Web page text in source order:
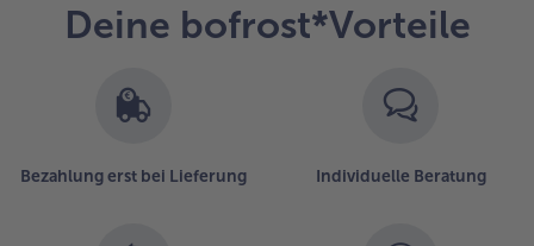
Deine bofrost*Vorteile
Bezahlung erst bei Lieferung Individuelle Beratung